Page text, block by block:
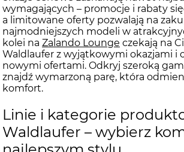
wymagających – promocje i rabaty
a limitowane oferty pozwalają na
najmodniejszych modeli w
kolei na Zalando Lounge czekają na
Waldlaufer z wyjątkowymi okazjami i
nowymi ofertami. Odkryj szeroką
znajdź wymarzoną parę, która
komfort.
Linie i kategorie
Waldlaufer – wybierz